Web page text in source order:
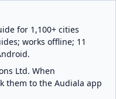
for 1,100+ cities
works offline; 11
Ltd. When
them to the Audiala app